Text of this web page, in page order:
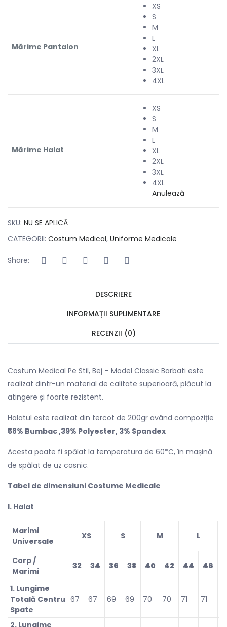
Mărime Pantalon
XS
S
M
L
XL
2XL
3XL
4XL
Mărime Halat
XS
S
M
L
XL
2XL
3XL
4XL
Anulează
SKU: NU SE APLICĂ
CATEGORII: Costum Medical, Uniforme Medicale
Share:
DESCRIERE
INFORMAȚII SUPLIMENTARE
RECENZII (0)
Costum Medical Pe Stil, Bej – Model Classic Barbati este
realizat dintr-un material de calitate superioară, plăcut la
atingere și foarte rezistent.
Halatul este realizat din tercot de 200gr având compoziție
58% Bumbac ,39% Polyester, 3% Spandex
Acesta poate fi spălat la temperatura de 60*C, în mașină
de spălat de uz casnic.
Tabel de dimensiuni Costume Medicale
l. Halat
Marimi
Universale
XS S M L
Corp /
Marimi
32 34 36 38 40 42 44 46
1. Lungime
Totală Centru
Spate
67 67 69 69 70 70 71 71
2. Lungime